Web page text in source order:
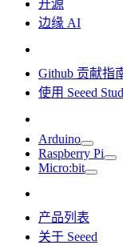
开源
边缘 AI
Github 贡献指
使用 Seeed
Arduino
Raspberry Pi
Micro:bit
产品列表
关于 Seeed